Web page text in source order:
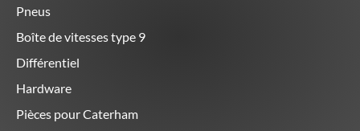
Pneus
Boîte de vitesses type 9
Différentiel
Hardware
Pièces pour Caterham